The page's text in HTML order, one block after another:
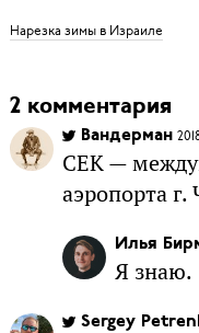
Нарезка зимы в Израиле
2 комментария
Вандерман
CEK —
аэропорта г.
Илья
Я знаю.
Sergey